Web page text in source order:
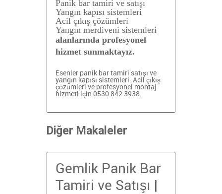
Panik bar tamiri ve satışı
Yangın kapısı sistemleri
Acil çıkış çözümleri
Yangın merdiveni sistemleri
alanlarında profesyonel
hizmet sunmaktayız.
Esenler panik bar tamiri satışı ve
yangın kapısı sistemleri. Acil çıkış
çözümleri ve profesyonel montaj
hizmeti için 0530 842 3938.
Diğer Makaleler
Gemlik Panik Bar
Tamiri ve Satışı |